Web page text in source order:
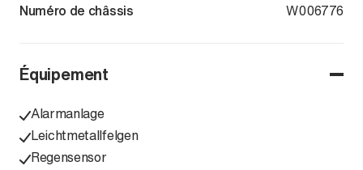
Numéro de châssis
WVGZZZCT6TW006776
Équipement
Alarmanlage
Leichtmetallfelgen
Regensensor